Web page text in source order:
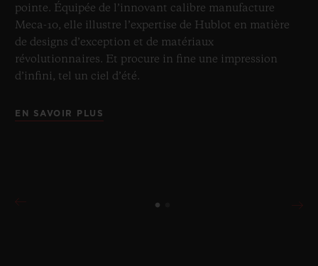
pointe. Équipée de l’innovant calibre manufacture
Meca-10, elle illustre l’expertise de Hublot en matière
de designs d’exception et de matériaux
révolutionnaires. Et procure in fine une impression
d’infini, tel un ciel d’été.
EN SAVOIR PLUS